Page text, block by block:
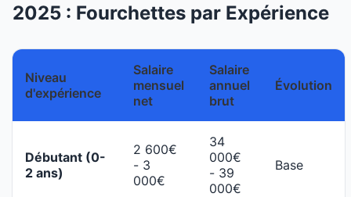
2025 : Fourchettes par Expérience
Niveau
d'expérience
Salaire
mensuel
net
Salaire
annuel
brut
Évolution
Débutant (0-
2 ans)
2 600€
- 3
000€
34
000€
- 39
000€
Base